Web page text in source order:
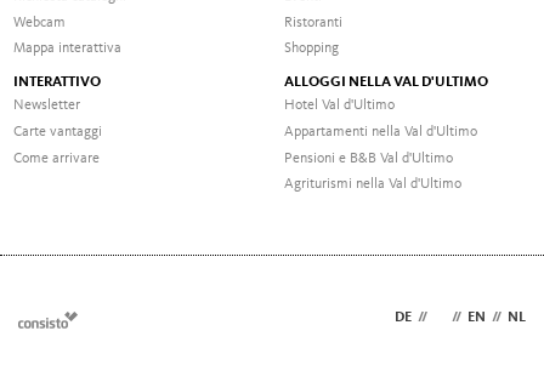
Webcam
Mappa interattiva
Ristoranti
Shopping
INTERATTIVO
Newsletter
Carte vantaggi
Come arrivare
ALLOGGI NELLA VAL D'ULTIMO
Hotel Val d'Ultimo
Appartamenti nella Val d'Ultimo
Pensioni e B&B Val d'Ultimo
Agriturismi nella Val d'Ultimo
DE // // EN // NL